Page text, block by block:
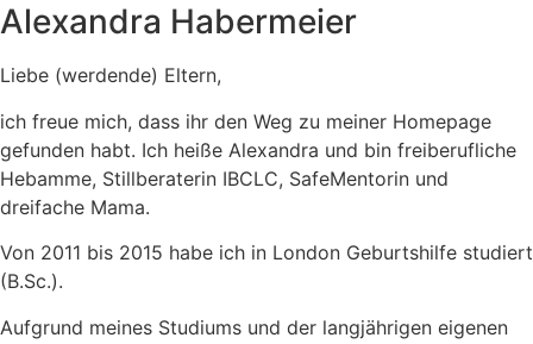
Alexandra Habermeier
Liebe (werdende) Eltern,
ich freue mich, dass ihr den Weg zu meiner Homepage
gefunden habt. Ich heiße Alexandra und bin freiberufliche
Hebamme, Stillberaterin IBCLC, SafeMentorin und
dreifache Mama.
Von 2011 bis 2015 habe ich in London Geburtshilfe studiert
(B.Sc.).
Aufgrund meines Studiums und der langjährigen eigenen